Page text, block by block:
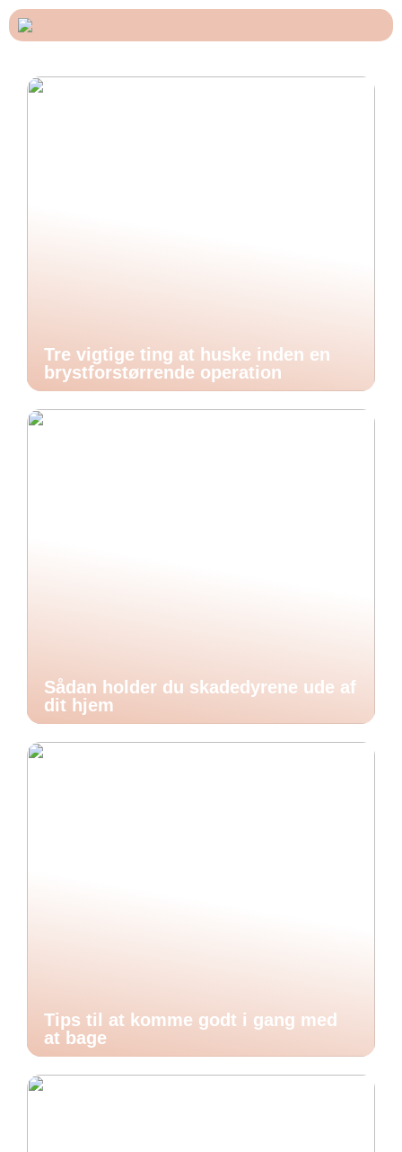
Tre vigtige ting at huske inden en
brystforstørrende operation
Sådan holder du skadedyrene ude af
dit hjem
Tips til at komme godt i gang med
at bage